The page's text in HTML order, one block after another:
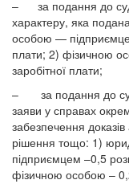
– за подання до
характеру, яка
особою —
плати; 2) фізичною
заробітної плати;
– за подання до
заяви у справах
забезпечення
рішення тощо: 1)
підприємцем –0,5
фізичною особою –